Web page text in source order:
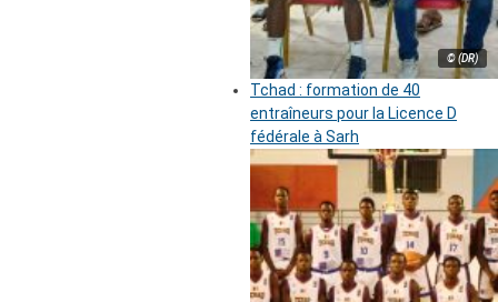
© (DR)
Tchad : formation de 40
entraîneurs pour la Licence D
fédérale à Sarh